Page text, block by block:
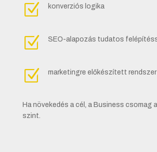
Z konverziós logika
Z SEO-alapozás tudatos
Z marketingre előkészített rendszer
Ha növekedés a cél, a Business csomag
szint.